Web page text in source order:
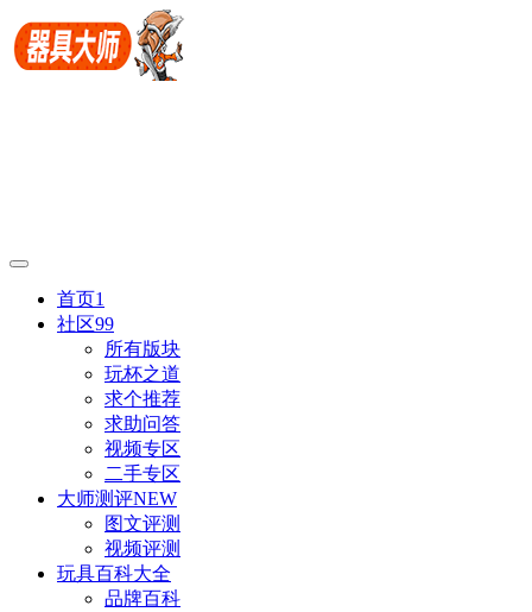
首页1
社区99
所有版块
玩杯之道
求个推荐
求助问答
视频专区
二手专区
大师测评NEW
图文评测
视频评测
玩具百科大全
品牌百科